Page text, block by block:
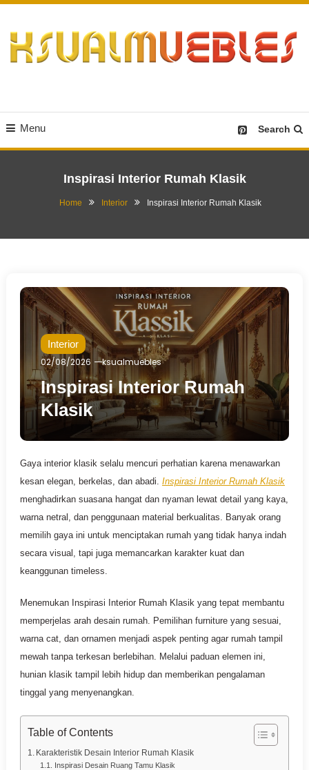
Content
Menu Search
Inspirasi Interior Rumah Klasik
Home Interior Inspirasi Interior Rumah Klasik
Interior
02/08/2026
ksualmuebles
Inspirasi Interior Rumah
Klasik
Gaya interior klasik selalu mencuri perhatian karena menawarkan
kesan elegan, berkelas, dan abadi. Inspirasi Interior Rumah Klasik
menghadirkan suasana hangat dan nyaman lewat detail yang kaya,
warna netral, dan penggunaan material berkualitas. Banyak orang
memilih gaya ini untuk menciptakan rumah yang tidak hanya indah
secara visual, tapi juga memancarkan karakter kuat dan
keanggunan timeless.
Menemukan Inspirasi Interior Rumah Klasik yang tepat membantu
memperjelas arah desain rumah. Pemilihan furniture yang sesuai,
warna cat, dan ornamen menjadi aspek penting agar rumah tampil
mewah tanpa terkesan berlebihan. Melalui paduan elemen ini,
hunian klasik tampil lebih hidup dan memberikan pengalaman
tinggal yang menyenangkan.
Table of Contents
Karakteristik Desain Interior Rumah Klasik
Inspirasi Desain Ruang Tamu Klasik